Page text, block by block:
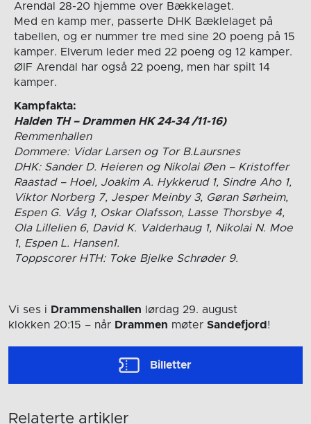
Arendal 28-20 hjemme over Bækkelaget.
Med en kamp mer, passerte DHK Bæklelaget på
tabellen, og er nummer tre med sine 20 poeng på 15
kamper. Elverum leder med 22 poeng og 12 kamper.
ØIF Arendal har også 22 poeng, men har spilt 14
kamper.
Kampfakta:
Halden TH – Drammen HK 24-34 /11-16)
Remmenhallen
Dommere: Vidar Larsen og Tor B.Laursnes
DHK: Sander D. Heieren og Nikolai Øen – Kristoffer
Raastad – Hoel, Joakim A. Hykkerud 1, Sindre Aho 1,
Viktor Norberg 7, Jesper Meinby 3, Gøran Sørheim,
Espen G. Våg 1, Oskar Olafsson, Lasse Thorsbye 4,
Ola Lillelien 6, David K. Valderhaug 1, Nikolai N. Moe
1, Espen L. Hansen1.
Toppscorer HTH: Toke Bjelke Schrøder 9.
Vi ses i Drammenshallen lørdag 29. august
klokken 20:15 – når Drammen møter Sandefjord !
Billetter
Relaterte artikler